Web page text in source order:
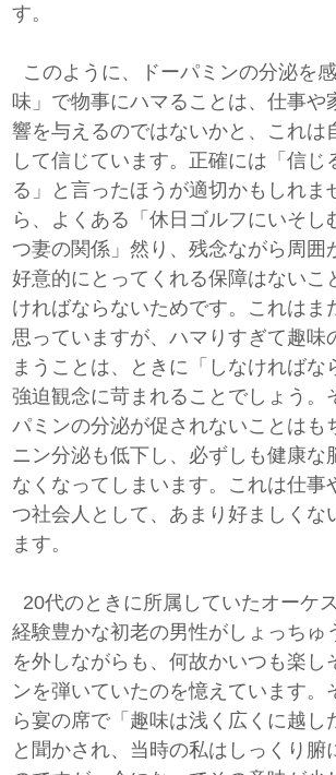
す。
このように、ドーパミンの分泌を
味」で物事にハマることは、仕事や
響を与えるのではないかと、これは
して信じています。正確には「信じ
る」と言ったほうが適切かもしれま
ら、よくある「休日ゴルフにいそし
つ妻の関係」然り、残念ながら周囲
好意的にとってくれる保障はないこ
ければならないためです。これはま
思っていますが、ハマりすぎて趣味
まうことは、ときに「しなければな
強迫観念に苛まれることでしょう。
パミンの分泌が促されないことはも
ニン分泌も低下し、必ずしも健康な
なくなってしまいます。これは仕事
つ社会人として、あまり好ましくな
ます。
20代のときに所属していたオーケ
経験豊かな初老の男性がしょっちゅ
を外しながらも、何故かいつも楽し
ンを弾いていたのを憶えています。
ら宴の席で「趣味は浅く広くに越し
と聞かされ、当時の私はしっくり腑